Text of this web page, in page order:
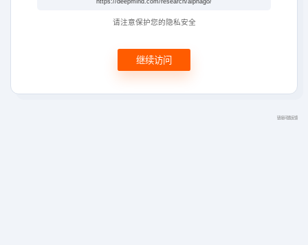
请注意保护您的隐私安全
继续访问
链接问题反馈